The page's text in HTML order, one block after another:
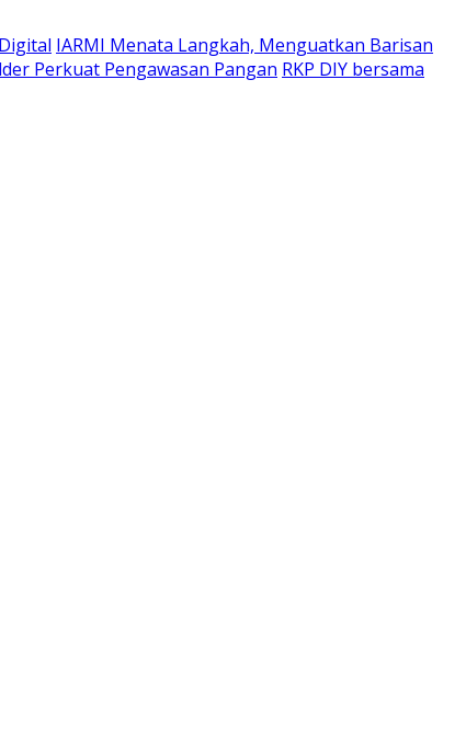
IARMI Menata Langkah, Menguatkan Barisan
Perkuat Pengawasan Pangan RKP DIY bersama